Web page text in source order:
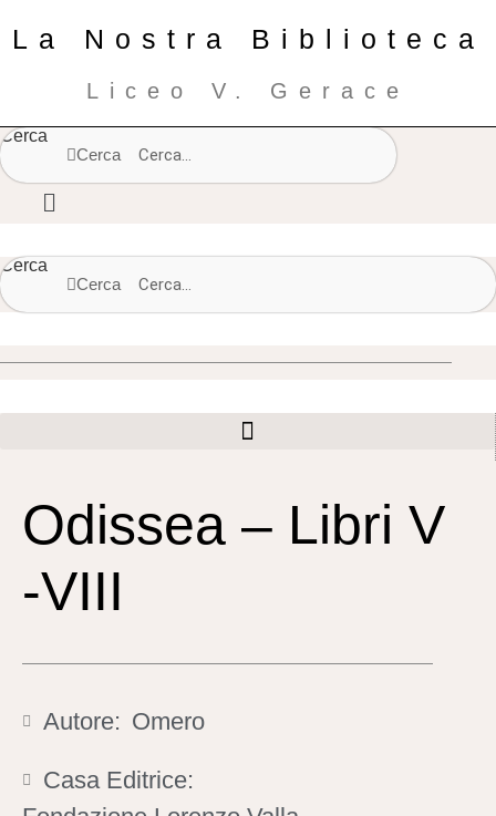
La Nostra Biblioteca
Liceo V. Gerace
Cerca
Cerca
Cerca
Cerca
Odissea – Libri V
-VIII
Autore: Omero
Casa Editrice: